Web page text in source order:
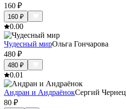
160 ₽
160 ₽
0.00
Чудесный мирОльга Гончарова
480 ₽
480 ₽
0.01
Андран и АндраёнокСергий Чернец
80 ₽